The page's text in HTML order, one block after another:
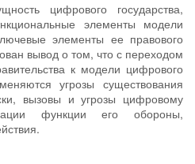
цифрового государства,
элементы модели
элементы ее правового
вывод о том, что с переходом
к модели цифрового
угрозы существования
вызовы и угрозы цифровому
функции его обороны,